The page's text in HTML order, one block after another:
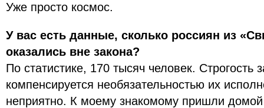
Уже просто космос.
У вас есть данные, сколько россиян из
оказались вне закона?
По статистике, 170 тысяч человек. Строгость
компенсируется необязательностью их
неприятно. К моему знакомому пришли